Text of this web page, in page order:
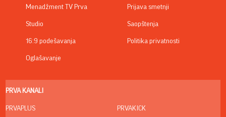
Menadžment TV Prva
Studio
16:9 podešavanja
Oglašavanje
Prijava smetnji
Saopštenja
Politika privatnosti
PRVA KANALI
PRVAPLUS PRVAKICK